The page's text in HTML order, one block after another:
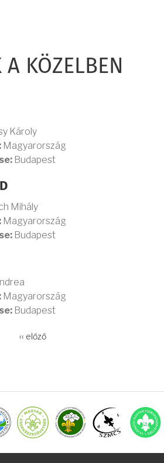
A KÖZELBEN
Károly
Magyarország
Budapest
Mihály
Magyarország
Budapest
Magyarország
Budapest
Előző
‹‹ előző